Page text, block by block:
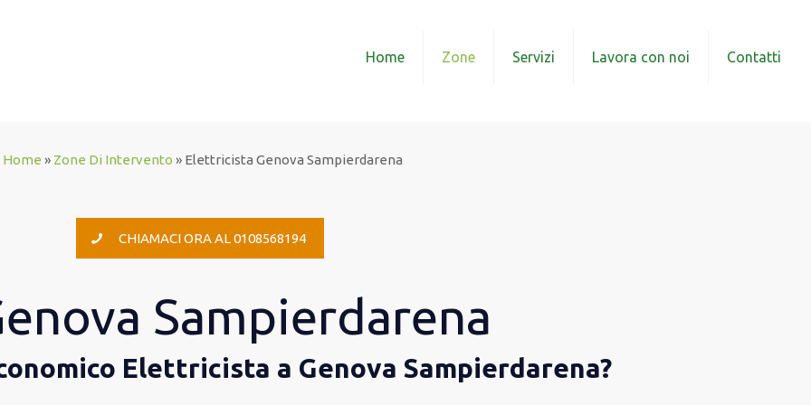
Home Zone Servizi Lavora con noi Contatti
Home » Zone Di Intervento » Elettricista Genova Sampierdarena
CHIAMACI ORA AL 0108568194
Sampierdarena
Elettricista a Genova Sampierdarena?